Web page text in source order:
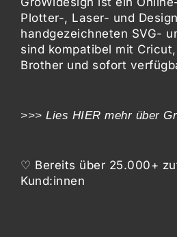
Plotter-, Laser- und
handgezeichneten SVG-
sind kompatibel mit
Brother und sofort
>>> Lies HIER mehr über
♡ Bereits über 25.000+
Kund:innen